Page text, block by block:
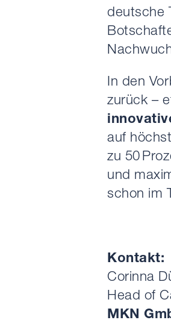
deutsche
In den
zurück –
auf
zu 50
und
schon im
Kontakt:
Corinna
Head of
MKN